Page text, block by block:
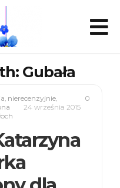
Gubała
0
, nierecenzyjnie,
24 września 2015